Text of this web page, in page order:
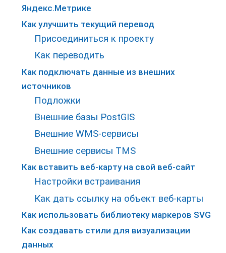
Яндекс.Метрике
Как улучшить текущий перевод
Присоединиться к проекту
Как переводить
Как подключать данные из внешних
источников
Подложки
Внешние базы PostGIS
Внешние WMS-сервисы
Внешние сервисы TMS
Как вставить веб-карту на свой веб-сайт
Настройки встраивания
Как дать ссылку на объект веб-карты
Как использовать библиотеку маркеров SVG
Как создавать стили для визуализации
данных